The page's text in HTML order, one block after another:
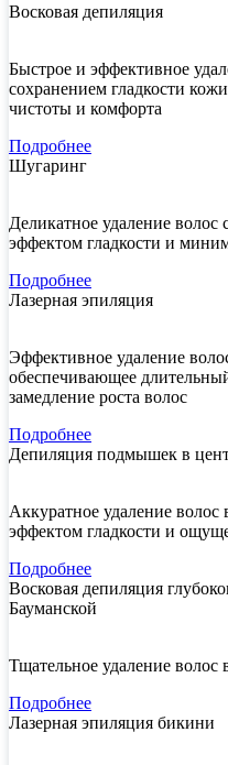
Восковая депиляция
Быстрое и эффективное
сохранением гладкости
чистоты и комфорта
Подробнее
Шугаринг
Деликатное удаление
эффектом гладкости и
Подробнее
Лазерная эпиляция
Эффективное удаление
обеспечивающее
замедление роста волос
Подробнее
Депиляция подмышек в
Аккуратное удаление
эффектом гладкости и
Подробнее
Восковая депиляция
Бауманской
Тщательное удаление волос
Подробнее
Лазерная эпиляция бикини